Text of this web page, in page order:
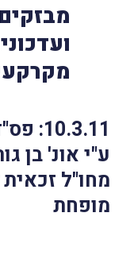
ע"י אונ' בן
מחו"ל
מופחת